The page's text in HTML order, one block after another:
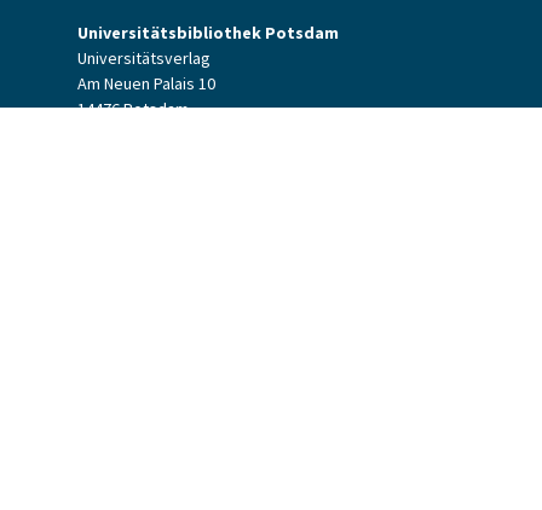
Universitätsbibliothek Potsdam
Universitätsverlag
Am Neuen Palais 10
14476 Potsdam